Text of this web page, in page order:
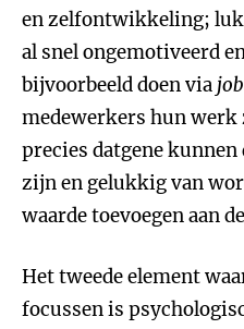
en zelfontwikkeling;
al snel ongemotiveerd
bijvoorbeeld doen via
medewerkers hun
precies datgene kunnen
zijn en gelukkig van
waarde toevoegen aan
Het tweede element
focussen is